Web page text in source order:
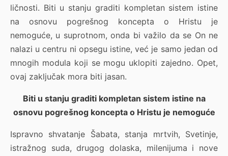
ličnosti. Biti u stanju graditi kompletan sistem istine
na osnovu pogrešnog koncepta o Hristu je
nemoguće, u suprotnom, onda bi važilo da se On ne
nalazi u centru ni opsegu istine, već je samo jedan od
mnogih modula koji se mogu uklopiti zajedno. Opet,
ovaj zaključak mora biti jasan.
Biti u stanju graditi kompletan sistem istine na
osnovu pogrešnog koncepta o Hristu je nemoguće
Ispravno shvatanje Šabata, stanja mrtvih, Svetinje,
istražnog suda, drugog dolaska, milenijuma i nove